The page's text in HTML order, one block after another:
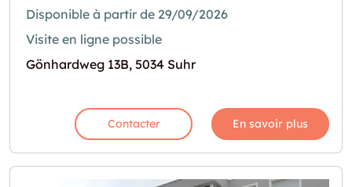
Disponible à partir de 29/09/2026
Visite en ligne possible
Gönhardweg 13B, 5034 Suhr
Contacter En savoir plus